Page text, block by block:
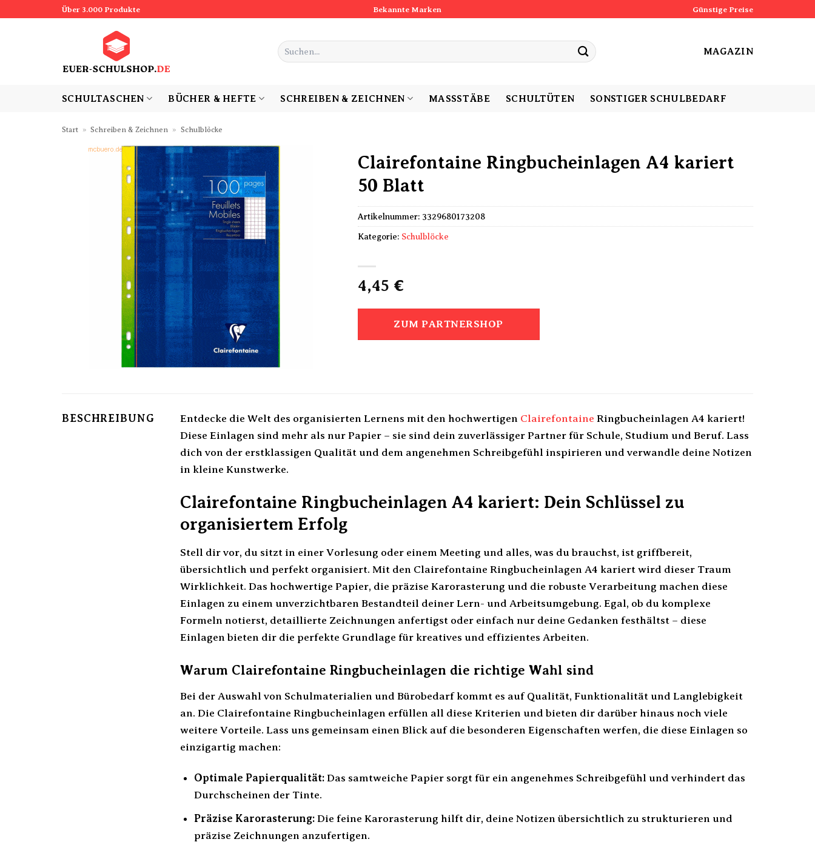
Über 3.000 Produkte Bekannte Marken Günstige Preise
Suchen
nach:
MAGAZIN
SCHULTASCHEN BÜCHER & HEFTE SCHREIBEN & ZEICHNEN MASSSTÄBE SCHULTÜTEN SONSTIGER SCHULBEDARF
Start » Schreiben & Zeichnen » Schulblöcke
Clairefontaine Ringbucheinlagen A4 kariert
50 Blatt
4,45 €
ZUM PARTNERSHOP
Artikelnummer: 3329680173208
Kategorie: Schulblöcke
BESCHREIBUNG Entdecke die Welt des organisierten Lernens mit den hochwertigen Clairefontaine Ringbucheinlagen A4 kariert!
Diese Einlagen sind mehr als nur Papier – sie sind dein zuverlässiger Partner für Schule, Studium und Beruf. Lass
dich von der erstklassigen Qualität und dem angenehmen Schreibgefühl inspirieren und verwandle deine Notizen
in kleine Kunstwerke.
Clairefontaine Ringbucheinlagen A4 kariert: Dein Schlüssel zu
organisiertem Erfolg
Stell dir vor, du sitzt in einer Vorlesung oder einem Meeting und alles, was du brauchst, ist griffbereit,
übersichtlich und perfekt organisiert. Mit den Clairefontaine Ringbucheinlagen A4 kariert wird dieser Traum
Wirklichkeit. Das hochwertige Papier, die präzise Karorasterung und die robuste Verarbeitung machen diese
Einlagen zu einem unverzichtbaren Bestandteil deiner Lern- und Arbeitsumgebung. Egal, ob du komplexe
Formeln notierst, detaillierte Zeichnungen anfertigst oder einfach nur deine Gedanken festhältst – diese
Einlagen bieten dir die perfekte Grundlage für kreatives und effizientes Arbeiten.
Warum Clairefontaine Ringbucheinlagen die richtige Wahl sind
Bei der Auswahl von Schulmaterialien und Bürobedarf kommt es auf Qualität, Funktionalität und Langlebigkeit
an. Die Clairefontaine Ringbucheinlagen erfüllen all diese Kriterien und bieten dir darüber hinaus noch viele
weitere Vorteile. Lass uns gemeinsam einen Blick auf die besonderen Eigenschaften werfen, die diese Einlagen so
einzigartig machen:
Optimale Papierqualität:Das samtweiche Papier sorgt für ein angenehmes Schreibgefühl und verhindert das
Durchscheinen der Tinte.
Präzise Karorasterung:Die feine Karorasterung hilft dir, deine Notizen übersichtlich zu strukturieren und
präzise Zeichnungen anzufertigen.